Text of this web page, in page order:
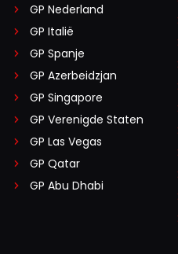
GP Nederland
GP Italië
GP Spanje
GP Azerbeidzjan
GP Singapore
GP Verenigde Staten
GP Las Vegas
GP Qatar
GP Abu Dhabi